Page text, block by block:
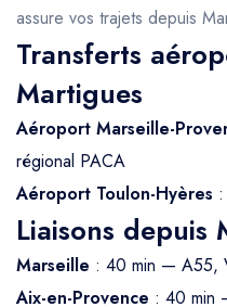
assure vos trajets depuis
Transferts
Martigues
Aéroport Marseille-
régional PACA
Aéroport Toulon-Hyères
Liaisons depuis
Marseille : 40 min — A55,
Aix-en-Provence : 40 min